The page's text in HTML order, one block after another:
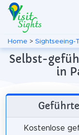
Home > Sightseeing-
Selbst-
in
Kostenlose